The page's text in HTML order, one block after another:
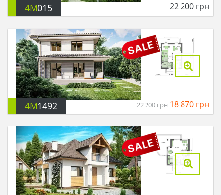
4M015 22 200 грн
4M1492 22 200грн 18 870 грн